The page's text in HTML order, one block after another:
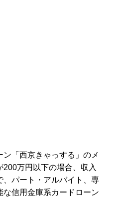
「西京きゃっする」のメ
200万円以下の場合、収入
、パート・アルバイト、専
信用金庫系カードローン